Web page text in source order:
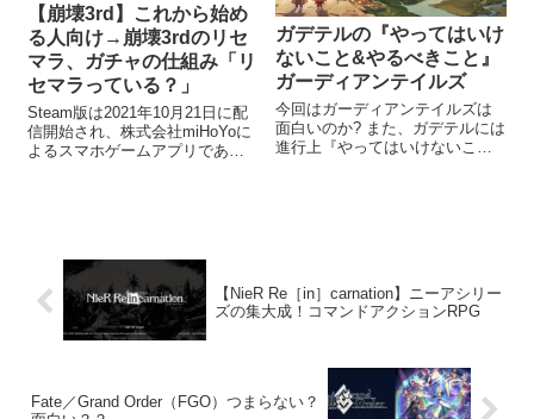
【崩壊3rd】これから始め
る人向け→崩壊3rdのリセ
マラ、ガチャの仕組み「リ
セマラっている？」
Steam版は2021年10月21日に配
信開始され、株式会社miHoYoに
よるスマホゲームアプリである
しみにしていただけたら幸いで
すヾ(´ー｀)ノ
ガデテルの『やってはいけ
ないこと&やるべきこと』
ガーディアンテイルズ
今回はガーディアンテイルズは
面白いのか? また、ガデテルには
進行上『やってはいけないこ
【NieR Re［in］carnation】ニーアシリー
ズの集大成！コマンドアクションRPG
Fate／Grand Order（FGO）つまらない？